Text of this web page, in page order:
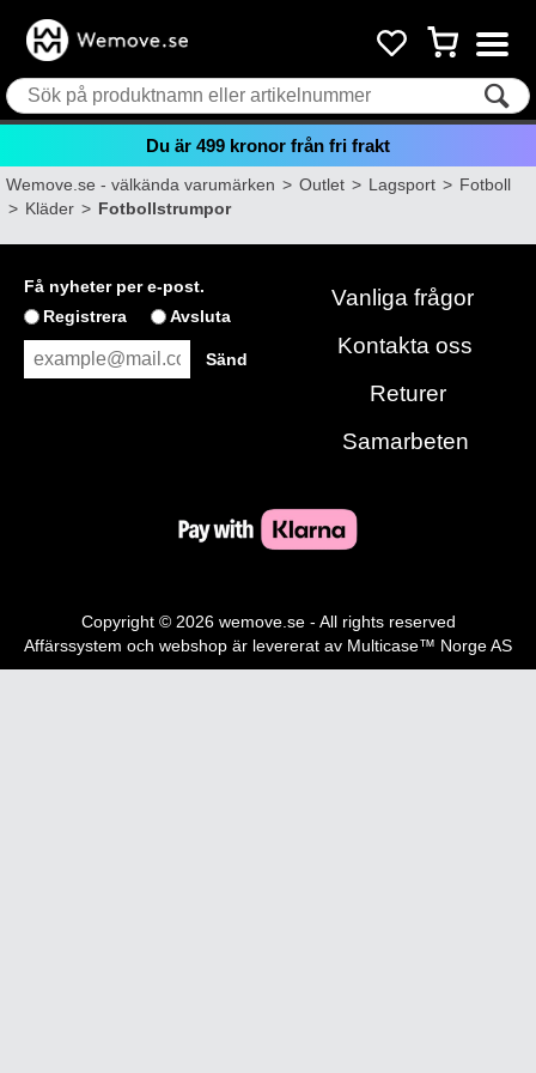
Du är 499 kronor från fri frakt
Wemove.se - välkända varumärken>Outlet>Lagsport>Fotboll
>Kläder>Fotbollstrumpor
Få nyheter per e-post.
Registrera
Avsluta
Vanliga frågor
Kontakta oss
Returer
Samarbeten
Copyright © 2026 wemove.se - All rights reserved
Affärssystem och webshop är levererat av Multicase™ Norge AS